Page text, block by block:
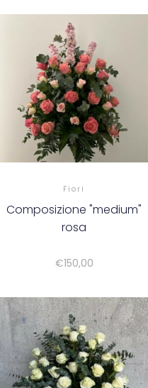
Fiori
Composizione "medium"
rosa
€150,00